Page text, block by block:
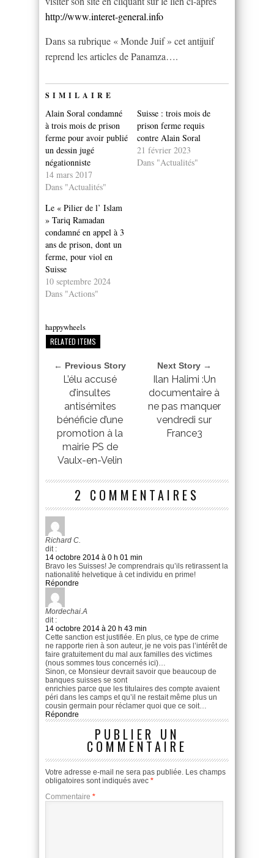
http://www.interet-general.info
Dans sa rubrique « Monde Juif » cet antijuif
reprend les articles de Panamza….
SIMILAIRE
Alain Soral condamné
à trois mois de prison
ferme pour avoir publié
un dessin jugé
négationniste
14 mars 2017
Dans "Actualités"
Suisse : trois mois de
prison ferme requis
contre Alain Soral
21 février 2023
Dans "Actualités"
Le « Pilier de l’ Islam
» Tariq Ramadan
condamné en appel à 3
ans de prison, dont un
ferme, pour viol en
Suisse
10 septembre 2024
Dans "Actions"
happywheels
RELATED ITEMS
← Previous Story
L’élu accusé
d’insultes
antisémites
bénéficie d’une
promotion à la
mairie PS de
Vaulx-en-Velin
Next Story →
Ilan Halimi :Un
documentaire à
ne pas manquer
vendredi sur
France3
2 COMMENTAIRES
Richard C.
dit :
14 octobre 2014 à 0 h 01 min
Bravo les Suisses! Je comprendrais qu’ils retirassent la
nationalité helvetique à cet individu en prime!
Répondre
Mordechai.A
dit :
14 octobre 2014 à 20 h 43 min
Cette sanction est justifiée. En plus, ce type de crime
ne rapporte rien à son auteur, je ne vois pas l’intérêt de
faire gratuitement du mal aux familles des victimes
(nous sommes tous concernés ici)…
Sinon, ce Monsieur devrait savoir que beaucoup de
banques suisses se sont
enrichies parce que les titulaires des compte avaient
péri dans les camps et qu’il ne restait même plus un
cousin germain pour réclamer quoi que ce soit…
Répondre
PUBLIER UN
COMMENTAIRE
Votre adresse e-mail ne sera pas publiée. Les champs
obligatoires sont indiqués avec *
Commentaire *